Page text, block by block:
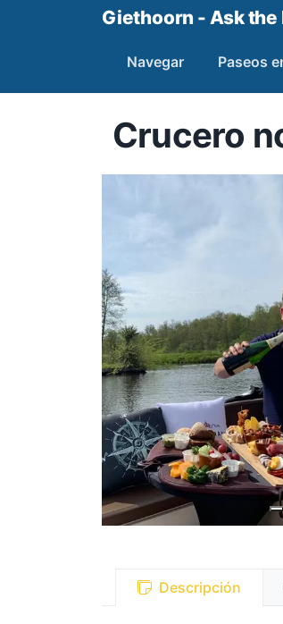
Giethoorn - Ask the
Navegar Paseos
Crucero
Descripción